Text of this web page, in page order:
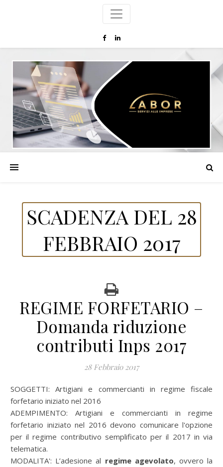
SCADENZA DEL 28
FEBBRAIO 2017
REGIME FORFETARIO –
Domanda riduzione
contributi Inps 2017
28 Febbraio 2017
SOGGETTI: Artigiani e commercianti in regime fiscale
forfetario iniziato nel 2016
ADEMPIMENTO: Artigiani e commercianti in regime
forfetario iniziato nel 2016 devono comunicare l'opzione
per il regime contributivo semplificato per il 2017 in via
telematica.
MODALITA': L’adesione al regime agevolato, ovvero la